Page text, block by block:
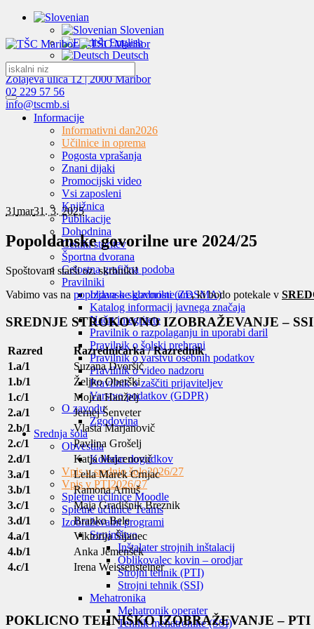
Slovenian
English
Deutsch
Zolajeva ulica 12 | 2000 Maribor
02 229 57 56
info@tscmb.si
Informacije
Informativni dan2026
Učilnice in oprema
Pogosta vprašanja
Znani dijaki
Promocijski video
Vsi zaposleni
Knjižnica
Publikacije
Dohodnina
Ceniki storitev
Športna dvorana
Celostna grafična podoba
Pravilniki
Izjava o skladnosti (ZDSMA)
Katalog informacij javnega značaja
Načrt integritete
Pravilnik o razpolaganju in uporabi daril
Pravilnik o šolski prehrani
Pravilnik o varstvu osebnih podatkov
Pravilnik o video nadzoru
Pravilnik o zaščiti prijaviteljev
Varstvo podatkov (GDPR)
O zavodu
Zgodovina
Srednja šola
Obvestila
Koledar dogodkov
Vpis v srednjo šolo2026/27
Vpis v PTI2026/27
Spletne učilnice Moodle
Spletne učilnice Teams
Izobraževalni programi
Strojništvo
Inštalater strojnih inštalacij
Oblikovalec kovin – orodjar
Strojni tehnik (PTI)
Strojni tehnik (SSI)
Mehatronika
Mehatronik operater
Tehnik mehatronike (SSI)
31mar31. 3. 2025
Popoldanske govorilne ure 2024/25
Spoštovani starši oz. skrbniki!
Vabimo vas na popoldanske govorilne ure,ki bodo potekale v
SREDNJE STROKOVNO IZOBRAŽEVANJE – SSI
Razred Razredničarka / Razrednik
1.a/1
Suzana Dvoršič
1.b/1
Željko Oberški
1.c/1
Mojca Hanželj
2.a/1
Jernej Šenveter
2.b/1
Vlasta Marjanovič
2.c/1
Pavlina Grošelj
2.d/1
Katja Majcenovič
3.a/1
Leila Marek Crnjac
3.b/1
Ramona Arnuš
3.c/1
Maja Gradišnik Breznik
3.d/1
Branko Bele
4.a/1
Viktorija Šijanec
4.b/1
Anka Jemenšek
4.c/1
Irena Weissensteiner
POKLICNO TEHNIŠKO IZOBRAŽEVANJE – PTI